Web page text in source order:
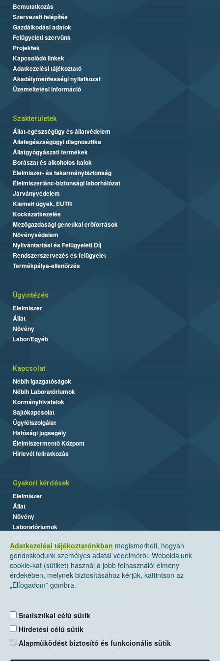
Adatkezelési tájékoztatónkban megismerheti, hogyan
gondoskodunk személyes adatai védelméről. Weboldalunk
cookie-kat (sütiket) használ a jobb felhasználói élmény
érdekében, melynek biztosításához kérjük, kattintson az
„Elfogadom” gombra.
Statisztikai célú sütik
Hirdetési célú sütik
Alapműködést biztosító és funkcionális sütik
Bemutatkozás
Szervezeti felépítés
Gazdálkodási adatok
Felügyeleti szervünk
Projektek
Kapcsolódó linkek
Adatkezelési tájékoztató
Akadálymentességi nyilatkozat
Üzemeltetési információ
Szakterületek
Állat-egészségügy és állatvédelem
Állategészségügyi diagnosztika
Állatgyógyászati termékek
Borászat és alkoholos italok
Élelmiszer- és takarmánybiztonság
Élelmiszerlánc-biztonsági laborhálózat
Járványvédelem
Kiemelt ügyek, EUTR
Kockázatkezelés
Mezőgazdasági genetikai erőforrások
Növényvédelem
Nyilvántartási és Felügyeleti Díj
Rendszerszervezés és felügyelet
Termékpálya-ellenőrzés
Ügyintézés
Élelmiszer
Állat
Növény
Labor/Egyéb
Kapcsolat
Nébih Igazgatóságok
Nébih Laboratóriumok
Kormányhivatalok
Sajtókapcsolat
Ügyfélszolgálat
Hatósági jogsegély
Élelmiszermentő Központ
Hírlevél feliratkozás
Gyakori kérdések
Élelmiszer
Állat
Növény
Laboratóriumok
Nemzeti Élelmiszerlánc-biztonsági Hivatal
Levelezési cím: 1525 Budapest. Pf. 30.